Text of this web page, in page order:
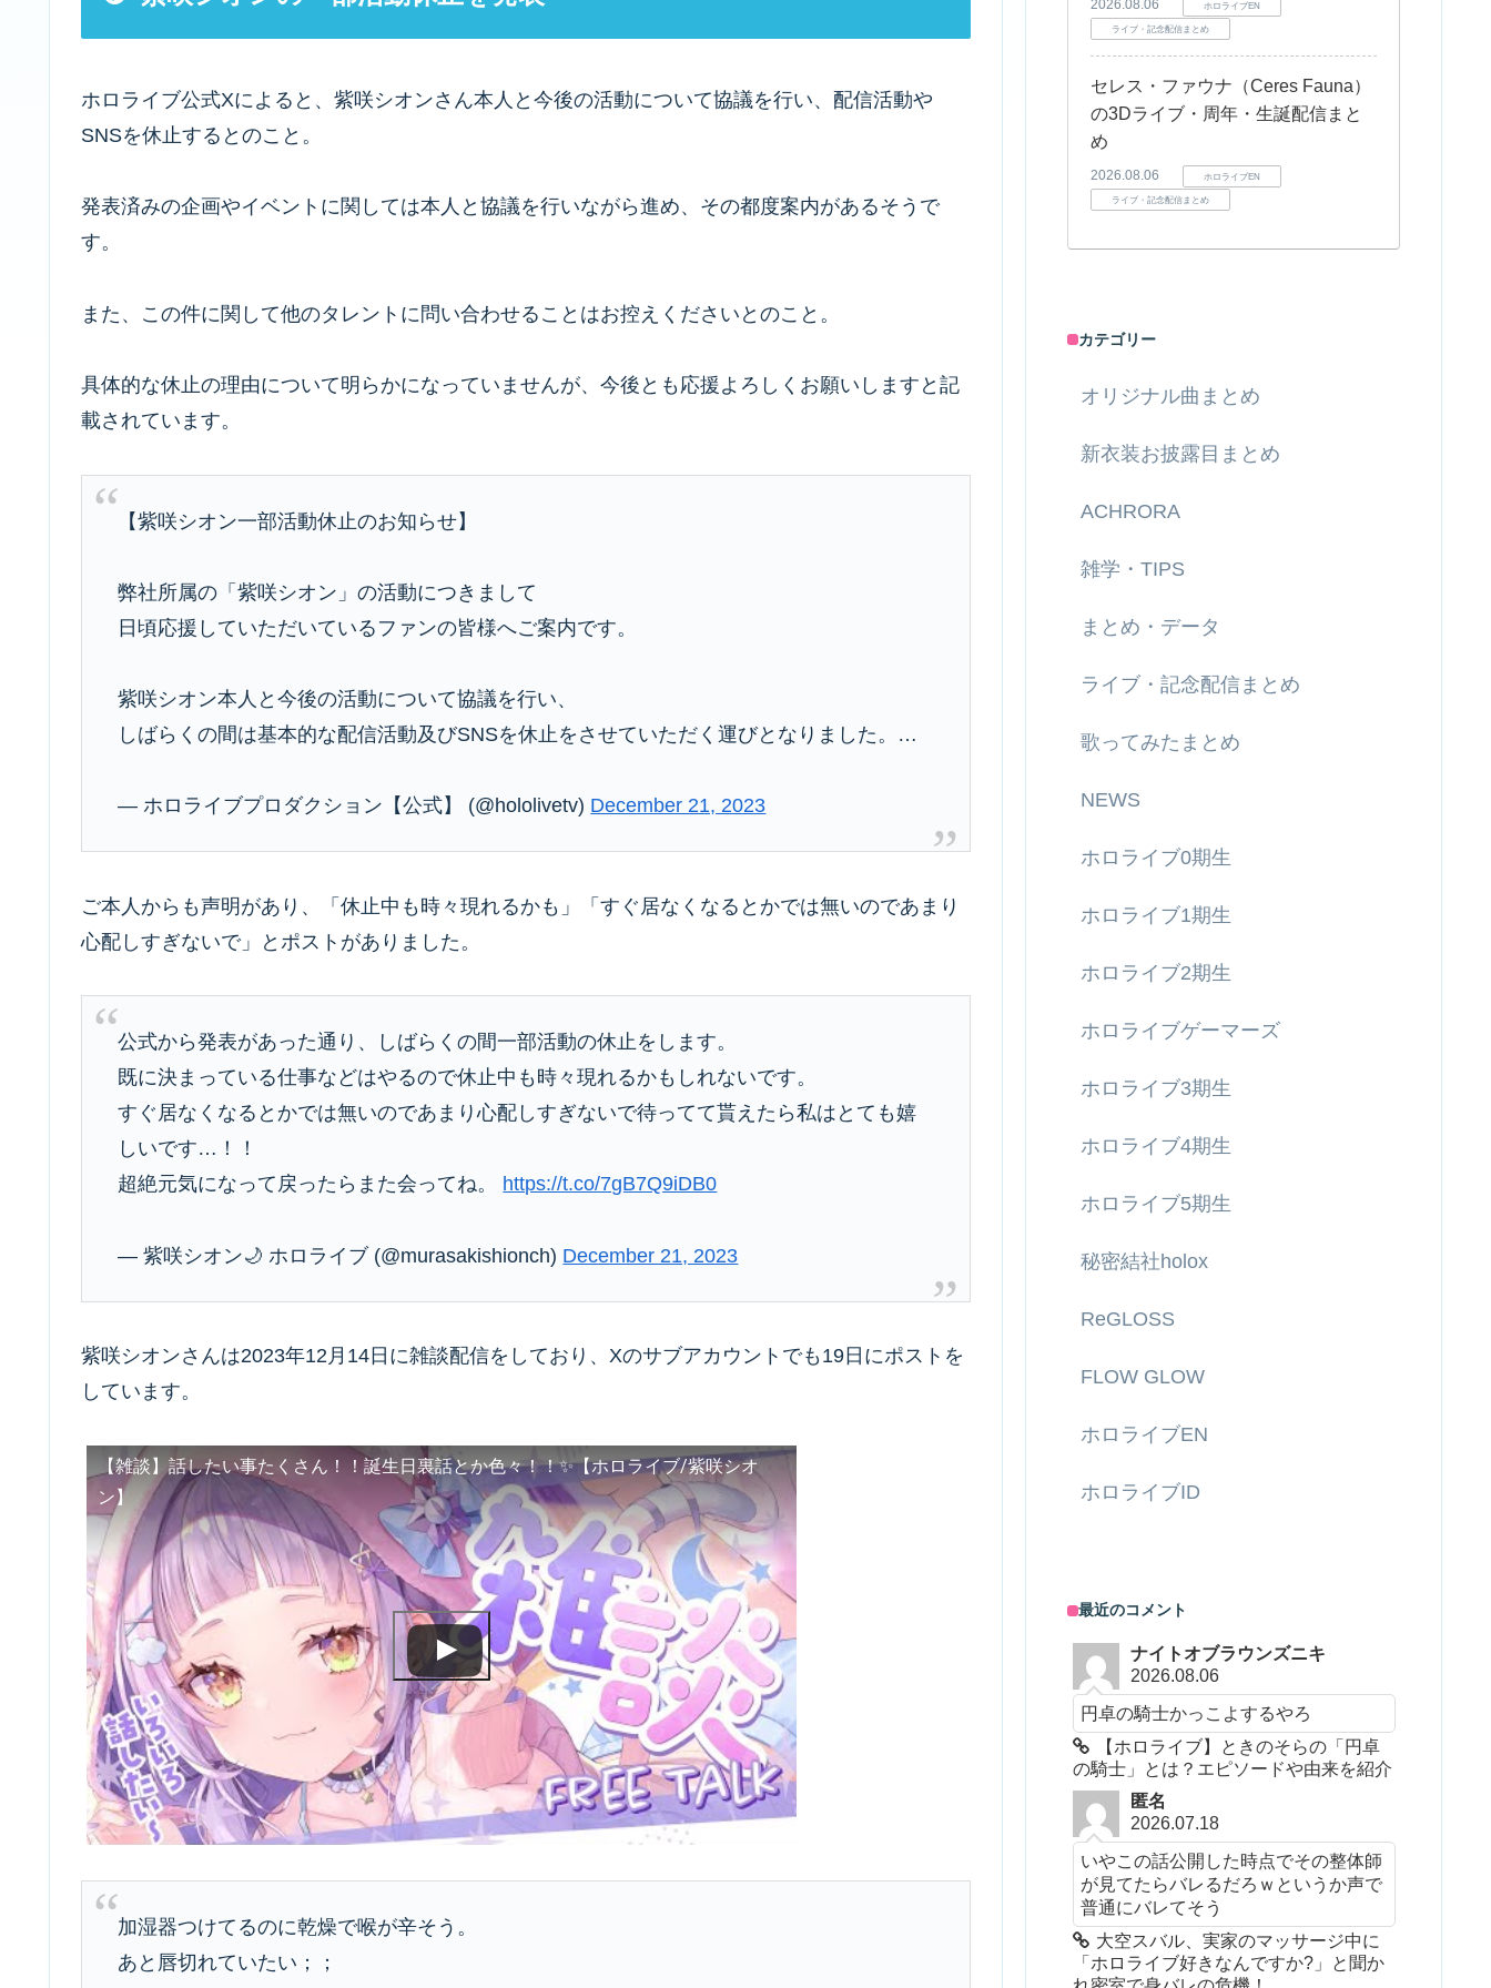
ホロライブ公式Xによると、紫咲シオンさん本人と今後の活動について協議を行い、配信活動や
SNSを休止するとのこと。
発表済みの企画やイベントに関しては本人と協議を行いながら進め、その都度案内があるそうで
す。
また、この件に関して他のタレントに問い合わせることはお控えくださいとのこと。
具体的な休止の理由について明らかになっていませんが、今後とも応援よろしくお願いしますと記
載されています。
【紫咲シオン一部活動休止のお知らせ】
弊社所属の「紫咲シオン」の活動につきまして
日頃応援していただいているファンの皆様へご案内です。
紫咲シオン本人と今後の活動について協議を行い、
しばらくの間は基本的な配信活動及びSNSを休止をさせていただく運びとなりました。…
— ホロライブプロダクション【公式】 (@hololivetv) December 21, 2023
ご本人からも声明があり、「休止中も時々現れるかも」「すぐ居なくなるとかでは無いのであまり
心配しすぎないで」とポストがありました。
公式から発表があった通り、しばらくの間一部活動の休止をします。
既に決まっている仕事などはやるので休止中も時々現れるかもしれないです。
すぐ居なくなるとかでは無いのであまり心配しすぎないで待ってて貰えたら私はとても嬉
しいです…！！
超絶元気になって戻ったらまた会ってね。 https://t.co/7gB7Q9iDB0
— 紫咲シオン🌙 ホロライブ (@murasakishionch) December 21, 2023
紫咲シオンさんは2023年12月14日に雑談配信をしており、Xのサブアカウントでも19日にポストを
しています。
【雑談】話したい事たくさん！！誕生日裏話とか色々！！✨【ホロライブ/紫咲シオ
ン】
加湿器つけてるのに乾燥で喉が辛そう。
あと唇切れていたい；；
2026.08.06 ホロライブEN
ライブ・記念配信まとめ
セレス・ファウナ（Ceres Fauna）
の3Dライブ・周年・生誕配信まと
め
2026.08.06 ホロライブEN
ライブ・記念配信まとめ
カテゴリー
オリジナル曲まとめ
新衣装お披露目まとめ
ACHRORA
雑学・TIPS
まとめ・データ
ライブ・記念配信まとめ
歌ってみたまとめ
NEWS
ホロライブ0期生
ホロライブ1期生
ホロライブ2期生
ホロライブゲーマーズ
ホロライブ3期生
ホロライブ4期生
ホロライブ5期生
秘密結社holox
ReGLOSS
FLOW GLOW
ホロライブEN
ホロライブID
最近のコメント
ナイトオブラウンズニキ
2026.08.06
円卓の騎士かっこよするやろ
【ホロライブ】ときのそらの「円卓
の騎士」とは？エピソードや由来を紹介
匿名
2026.07.18
いやこの話公開した時点でその整体師
が見てたらバレるだろｗというか声で
普通にバレてそう
大空スバル、実家のマッサージ中に
「ホロライブ好きなんですか?」と聞か